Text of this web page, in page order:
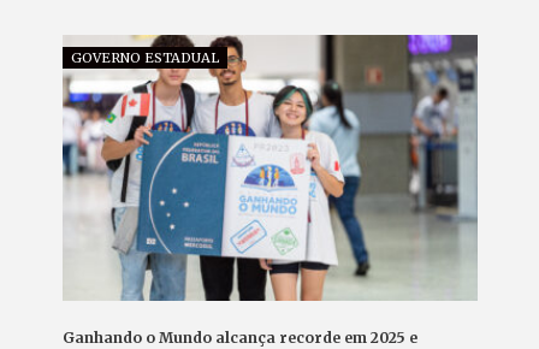
GOVERNO ESTADUAL
Ganhando o Mundo alcança recorde em 2025 e